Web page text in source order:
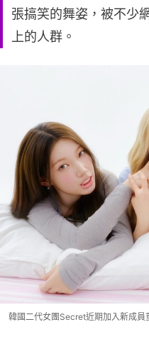
張搞笑的舞姿，被不少
上的人群。
韓國二代女團Secret近期加入新成員